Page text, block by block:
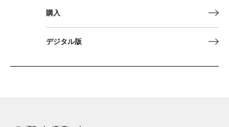
購入
デジタル版